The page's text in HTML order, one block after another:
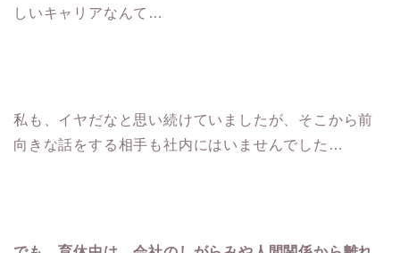
しいキャリアなんて…
私も、イヤだなと思い続けていましたが、そこから前
向きな話をする相手も社内にはいませんでした…